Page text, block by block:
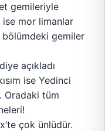
gemileriyle
ise mor limanlar
bölümdeki gemiler
açıkladı
ise Yedinci
Oradaki tüm
çok ünlüdür.